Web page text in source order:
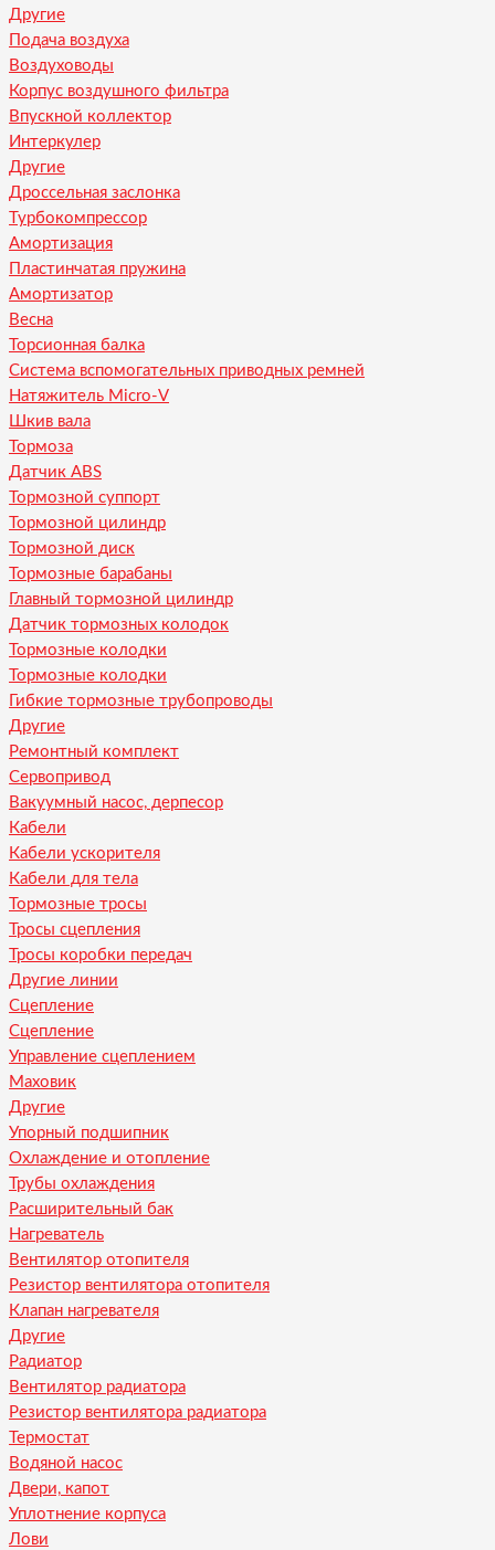
Другие
Подача воздуха
Воздуховоды
Корпус воздушного фильтра
Впускной коллектор
Интеркулер
Другие
Дроссельная заслонка
Турбокомпрессор
Амортизация
Пластинчатая пружина
Амортизатор
Весна
Торсионная балка
Система вспомогательных приводных ремней
Натяжитель Micro-V
Шкив вала
Тормоза
Датчик ABS
Тормозной суппорт
Тормозной цилиндр
Тормозной диск
Тормозные барабаны
Главный тормозной цилиндр
Датчик тормозных колодок
Тормозные колодки
Тормозные колодки
Гибкие тормозные трубопроводы
Другие
Ремонтный комплект
Сервопривод
Вакуумный насос, дерпесор
Кабели
Кабели ускорителя
Кабели для тела
Тормозные тросы
Тросы сцепления
Тросы коробки передач
Другие линии
Сцепление
Сцепление
Управление сцеплением
Маховик
Другие
Упорный подшипник
Охлаждение и отопление
Трубы охлаждения
Расширительный бак
Нагреватель
Вентилятор отопителя
Резистор вентилятора отопителя
Клапан нагревателя
Другие
Радиатор
Вентилятор радиатора
Резистор вентилятора радиатора
Термостат
Водяной насос
Двери, капот
Уплотнение корпуса
Лови